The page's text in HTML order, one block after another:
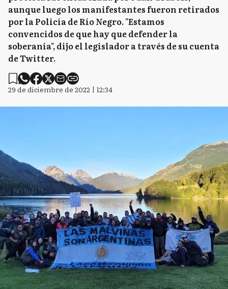
aunque luego los manifestantes fueron retirados
por la Policía de Río Negro. "Estamos
convencidos de que hay que defender la
soberanía", dijo el legislador a través de su cuenta
de Twitter.
29 de diciembre de 2022 | 12:34